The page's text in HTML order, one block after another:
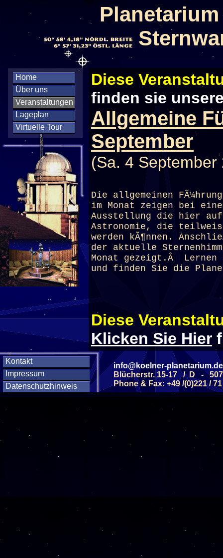
Home
Über uns
Veranstaltungen
Lageplan
Virtuelle Tour
Kontakt
Impressum
Datenschutzhinweis
Diese
finden sie
Allgemeine
September
(Sa. 4
Die allgemeinen
im Monat zeigen bei
Ausstellung die hier
Astronomie, die
werden kÃ¶nnen.
der aktuelle
Monat gezeigt.Â
und finden Sie die
Diese
Klicken Sie Hier
Diese
SAMSTAG
info@koelner-planetarium.de
Blücherstr. 15-17 / D -
Phone & Fax: +49 /(0)221 /